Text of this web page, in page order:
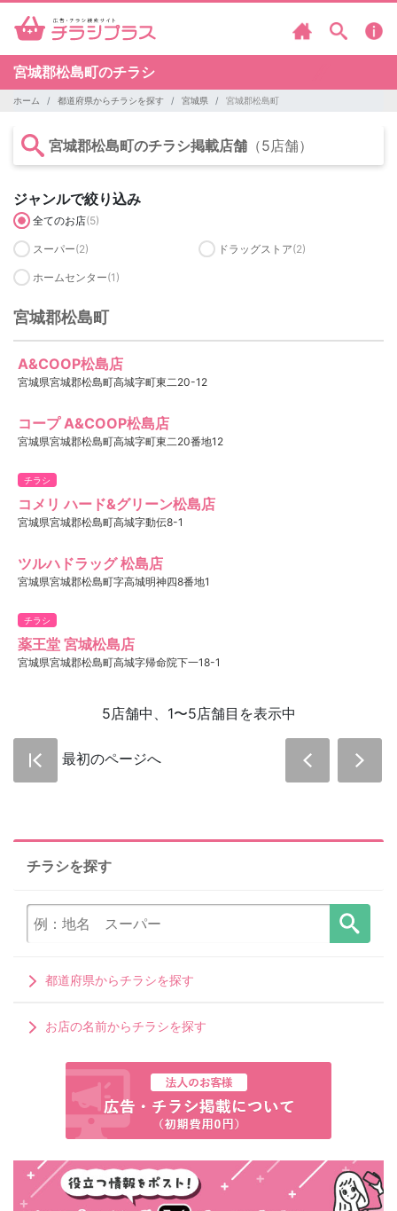
宮城郡松島町のチラシ
ホーム 都道府県からチラシを探す 宮城県 宮城郡松島町
宮城郡松島町のチラシ掲載店舗 （5店舗）
ジャンルで絞り込み
全てのお店(5)
スーパー(2) ドラッグストア(2)
ホームセンター(1)
宮城郡松島町
A&COOP松島店
宮城県宮城郡松島町高城字町東二20-12
コープ A&COOP松島店
宮城県宮城郡松島町高城字町東二20番地12
チラシ
コメリ ハード&グリーン松島店
宮城県宮城郡松島町高城字動伝8-1
ツルハドラッグ 松島店
宮城県宮城郡松島町字高城明神四8番地1
チラシ
薬王堂 宮城松島店
宮城県宮城郡松島町高城字帰命院下一18-1
5店舗中、1〜5店舗目を表示中
最初のページへ
チラシを探す
都道府県からチラシを探す
お店の名前からチラシを探す